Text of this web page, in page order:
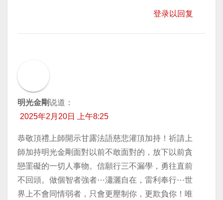
登录以回复
明光金剛说道：
2025年2月20日 上午8:25
恭敬頂禮上師開示甘露法語慈悲灌頂加持！祈請上
師加持明光金剛面對以前不敢面對的，放下以前貪
戀罣礙的一切人事物。信願行三不漏學，勇往直前
不回頭。做個智者強者⋯瀟灑自在，雷利奉行⋯世
界上不會同情弱者，只會更壓制你，更欺負你！唯